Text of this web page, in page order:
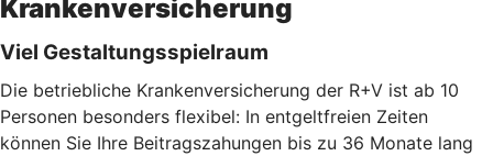
Krankenversicherung
Viel Gestaltungsspielraum
Die betriebliche Krankenversicherung der R+V ist ab 10
Personen besonders flexibel: In entgeltfreien Zeiten
können Sie Ihre Beitragszahungen bis zu 36 Monate lang